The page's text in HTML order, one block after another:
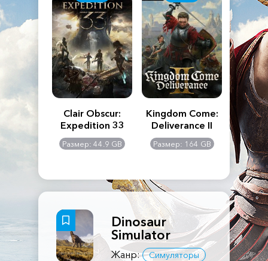
Creed
Clair Obscur:
Expedition 33
Размер: 44.9 GB
Kingdom Come:
Deliverance II
Размер: 164 GB
The
Dinosaur
Simulator
Жанр: Симуляторы